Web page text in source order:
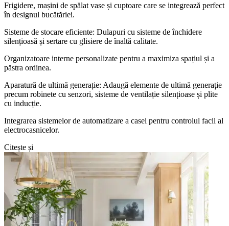
Frigidere, mașini de spălat vase și cuptoare care se integrează perfect
în designul bucătăriei.
Sisteme de stocare eficiente: Dulapuri cu sisteme de închidere
silențioasă și sertare cu glisiere de înaltă calitate.
Organizatoare interne personalizate pentru a maximiza spațiul și a
păstra ordinea.
Aparatură de ultimă generație: Adaugă elemente de ultimă generație
precum robinete cu senzori, sisteme de ventilație silențioase și plite
cu inducție.
Integrarea sistemelor de automatizare a casei pentru controlul facil al
electrocasnicelor.
Citește și